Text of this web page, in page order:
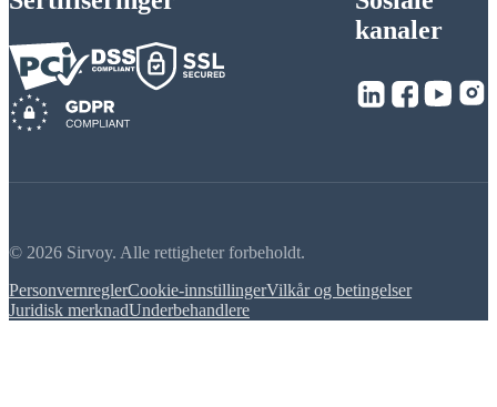
kanaler
© 2026 Sirvoy. Alle rettigheter forbeholdt.
PersonvernreglerCookie-innstillingerVilkår og betingelser
Juridisk merknadUnderbehandlere